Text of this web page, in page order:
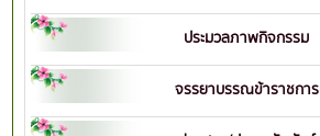
ประมวลภาพกิจกรรม
จรรยาบรรณข้าราชการ